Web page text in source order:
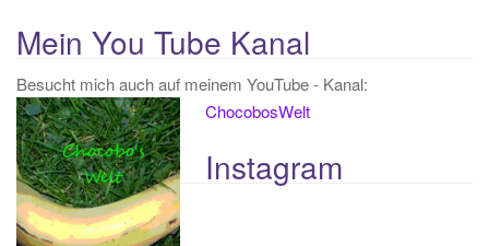
Mein You Tube Kanal
Besucht mich auch auf meinem YouTube - Kanal:
ChocobosWelt
Instagram